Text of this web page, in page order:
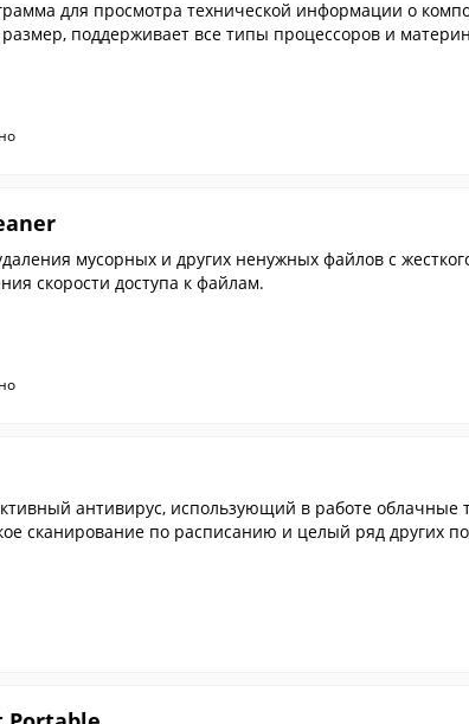
для просмотра технической информации о
поддерживает все типы процессоров и
мусорных и других ненужных файлов с
скорости доступа к файлам.
антивирус, использующий в работе облачные
сканирование по расписанию и целый ряд других